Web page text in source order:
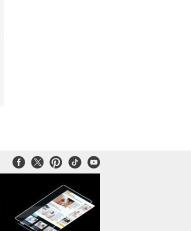
FacebookTwitterPinterest
TiktokYoutube